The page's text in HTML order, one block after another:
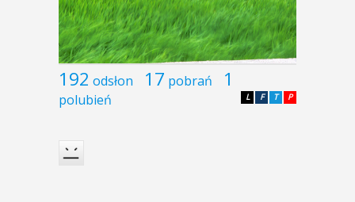
192 odsłon 17 pobrań 1
polubień P
T
F
L